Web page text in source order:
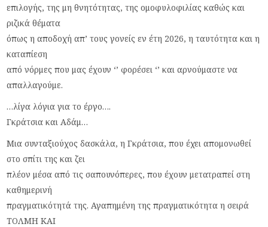
επιλογής, της μη θνητότητας, της ομοφυλοφιλίας καθώς και
ριζικά θέματα
όπως η αποδοχή απ’ τους γονείς εν έτη 2026, η ταυτότητα και η
καταπίεση
από νόρμες που μας έχουν ‘’ φορέσει ‘’ και αρνούμαστε να
απαλλαγούμε.
…λίγα λόγια για το έργο….
Γκράτσια και Αδάμ…
Μια συνταξιούχος δασκάλα, η Γκράτσια, που έχει απομονωθεί
στο σπίτι της και ζει
πλέον μέσα από τις σαπουνόπερες, που έχουν μετατραπεί στη
καθημερινή
πραγματικότητά της. Αγαπημένη της πραγματικότητα η σειρά
ΤΟΛΜΗ ΚΑΙ